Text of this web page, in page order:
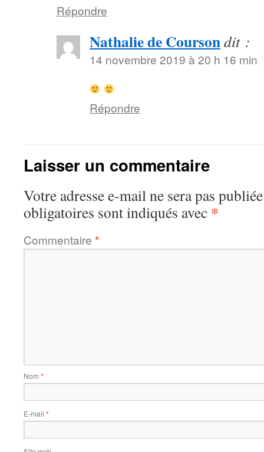
Répondre
Nathalie de Coursondit :
14 novembre 2019 à 20 h 16 min
Répondre
Laisser un commentaire
Votre adresse e-mail ne sera pas
obligatoires sont indiqués avec *
Commentaire *
Nom *
E-mail *